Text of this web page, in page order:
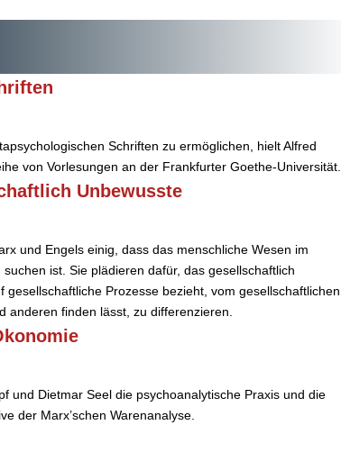
Schriften zu ermöglichen, hielt Alfred
von Vorlesungen an der Frankfurter Goethe-Universität.
Unbewusste
und Engels einig, dass das menschliche Wesen im
ist. Sie plädieren dafür, das gesellschaftlich
Prozesse bezieht, vom gesellschaftlichen
anderen finden lässt, zu differenzieren.
und Dietmar Seel die psychoanalytische Praxis und die
der Marx’schen Warenanalyse.